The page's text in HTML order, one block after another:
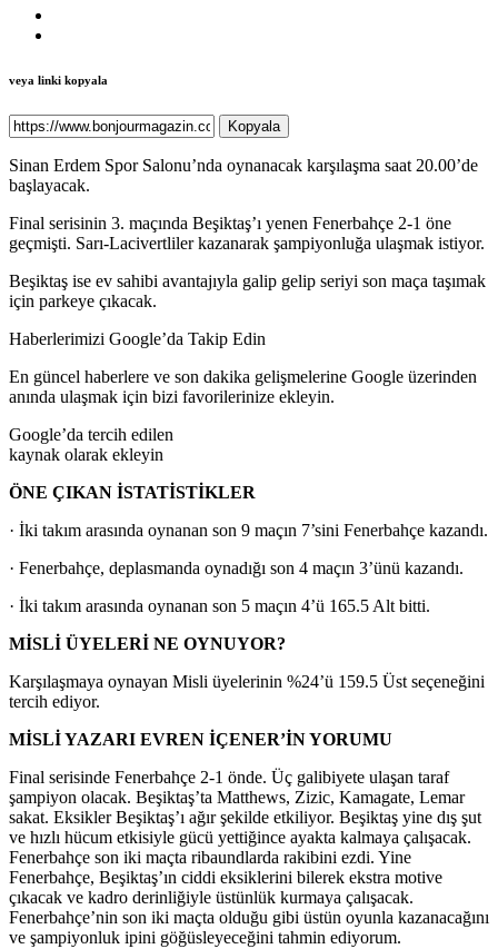
veya linki kopyala
Kopyala
Sinan Erdem Spor Salonu’nda oynanacak karşılaşma saat 20.00’de
başlayacak.
Final serisinin 3. maçında Beşiktaş’ı yenen Fenerbahçe 2-1 öne
geçmişti. Sarı-Lacivertliler kazanarak şampiyonluğa ulaşmak istiyor.
Beşiktaş ise ev sahibi avantajıyla galip gelip seriyi son maça taşımak
için parkeye çıkacak.
Haberlerimizi Google’da Takip Edin
En güncel haberlere ve son dakika gelişmelerine Google üzerinden
anında ulaşmak için bizi favorilerinize ekleyin.
Google’da tercih edilen
kaynak olarak ekleyin
ÖNE ÇIKAN İSTATİSTİKLER
· İki takım arasında oynanan son 9 maçın 7’sini Fenerbahçe kazandı.
· Fenerbahçe, deplasmanda oynadığı son 4 maçın 3’ünü kazandı.
· İki takım arasında oynanan son 5 maçın 4’ü 165.5 Alt bitti.
MİSLİ ÜYELERİ NE OYNUYOR?
Karşılaşmaya oynayan Misli üyelerinin %24’ü 159.5 Üst seçeneğini
tercih ediyor.
MİSLİ YAZARI EVREN İÇENER’İN YORUMU
Final serisinde Fenerbahçe 2-1 önde. Üç galibiyete ulaşan taraf
şampiyon olacak. Beşiktaş’ta Matthews, Zizic, Kamagate, Lemar
sakat. Eksikler Beşiktaş’ı ağır şekilde etkiliyor. Beşiktaş yine dış şut
ve hızlı hücum etkisiyle gücü yettiğince ayakta kalmaya çalışacak.
Fenerbahçe son iki maçta ribaundlarda rakibini ezdi. Yine
Fenerbahçe, Beşiktaş’ın ciddi eksiklerini bilerek ekstra motive
çıkacak ve kadro derinliğiyle üstünlük kurmaya çalışacak.
Fenerbahçe’nin son iki maçta olduğu gibi üstün oyunla kazanacağını
ve şampiyonluk ipini göğüsleyeceğini tahmin ediyorum.